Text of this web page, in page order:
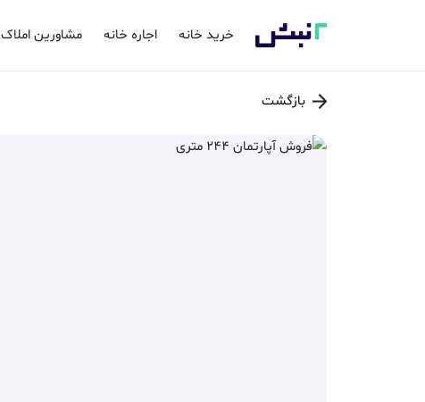
خرید خانه اجاره خانه مشاورین املاک
بازگشت